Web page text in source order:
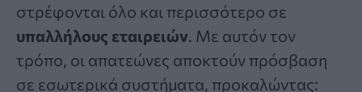
στρέφονται όλο και περισσότερο σε
υπαλλήλους εταιρειών. Με αυτόν τον
τρόπο, οι απατεώνες αποκτούν πρόσβαση
σε εσωτερικά συστήματα, προκαλώντας: